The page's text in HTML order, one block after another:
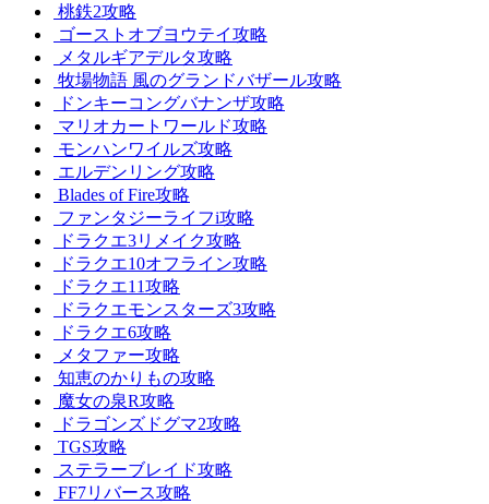
桃鉄2攻略
ゴーストオブヨウテイ攻略
メタルギアデルタ攻略
牧場物語 風のグランドバザール攻略
ドンキーコングバナンザ攻略
マリオカートワールド攻略
モンハンワイルズ攻略
エルデンリング攻略
Blades of Fire攻略
ファンタジーライフi攻略
ドラクエ3リメイク攻略
ドラクエ10オフライン攻略
ドラクエ11攻略
ドラクエモンスターズ3攻略
ドラクエ6攻略
メタファー攻略
知恵のかりもの攻略
魔女の泉R攻略
ドラゴンズドグマ2攻略
TGS攻略
ステラーブレイド攻略
FF7リバース攻略